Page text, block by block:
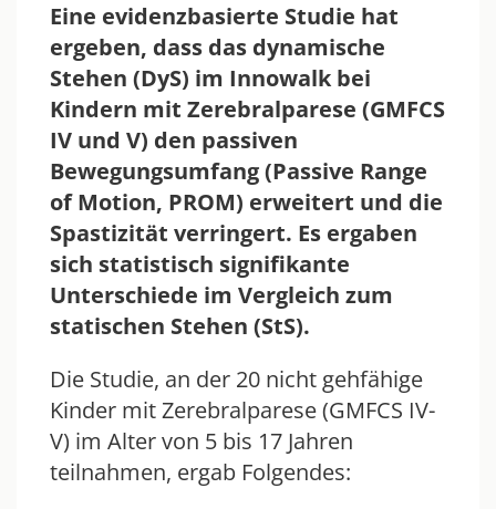
Eine evidenzbasierte Studie hat
ergeben, dass das dynamische
Stehen (DyS) im Innowalk bei
Kindern mit Zerebralparese (GMFCS
IV und V) den passiven
Bewegungsumfang (Passive Range
of Motion, PROM) erweitert und die
Spastizität verringert. Es ergaben
sich statistisch signifikante
Unterschiede im Vergleich zum
statischen Stehen (StS).
Die Studie, an der 20 nicht gehfähige
Kinder mit Zerebralparese (GMFCS IV-
V) im Alter von 5 bis 17 Jahren
teilnahmen, ergab Folgendes: